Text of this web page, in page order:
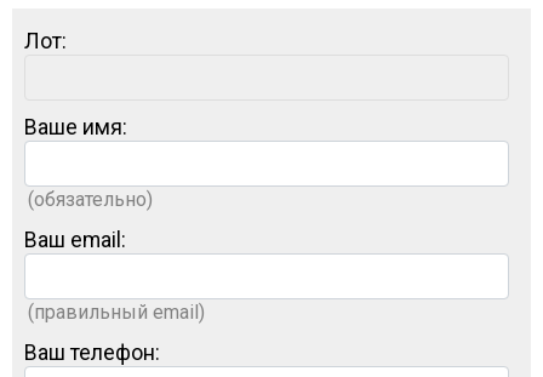
Лот:
Ваше имя:
(обязательно)
Ваш email:
(правильный email)
Ваш телефон: